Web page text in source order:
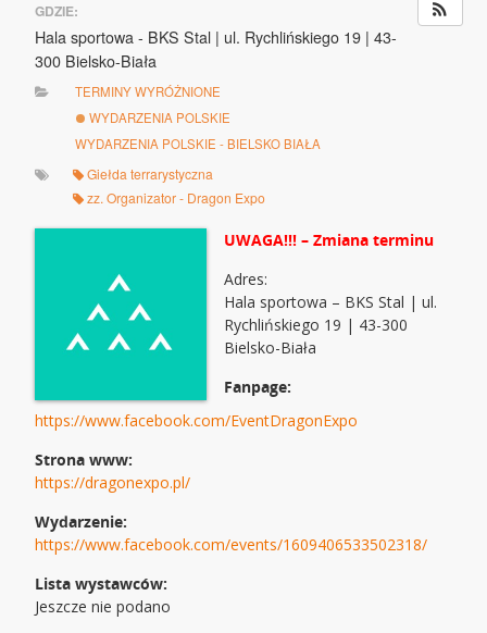
GDZIE:
Hala sportowa - BKS Stal | ul. Rychlińskiego 19 | 43-
300 Bielsko-Biała
TERMINY WYRÓŻNIONE
WYDARZENIA POLSKIE
WYDARZENIA POLSKIE - BIELSKO BIAŁA
Giełda terrarystyczna
zz. Organizator - Dragon Expo
UWAGA!!! – Zmiana terminu
Adres:
Hala sportowa – BKS Stal | ul.
Rychlińskiego 19 | 43-300
Bielsko-Biała
Fanpage:
https://www.facebook.com/EventDragonExpo
Strona www:
https://dragonexpo.pl/
Wydarzenie:
https://www.facebook.com/events/1609406533502318/
Lista wystawców:
Jeszcze nie podano